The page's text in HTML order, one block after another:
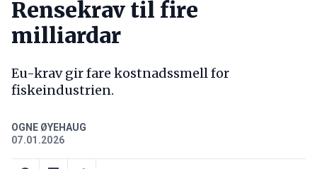
Rensekrav til fire
milliardar
Eu-krav gir fare kostnadssmell for
fiskeindustrien.
OGNE ØYEHAUG
07.01.2026